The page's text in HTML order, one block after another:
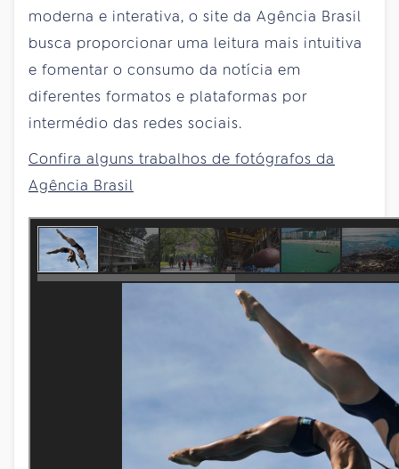
moderna e interativa, o site da Agência Brasil
busca proporcionar uma leitura mais intuitiva
e fomentar o consumo da notícia em
diferentes formatos e plataformas por
intermédio das redes sociais.
Confira alguns trabalhos de fotógrafos da
Agência Brasil